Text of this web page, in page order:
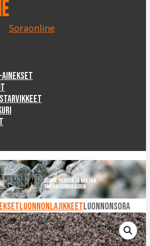
Soraonline
LuonnonlajikkeetLuonnonsora